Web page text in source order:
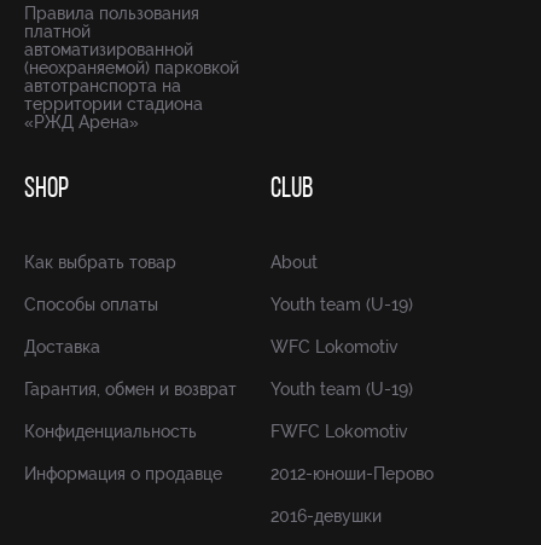
Правила пользования
платной
автоматизированной
(неохраняемой) парковкой
автотранспорта на
территории стадиона
«РЖД Арена»
SHOP
Как выбрать товар
Способы оплаты
Доставка
Гарантия, обмен и возврат
Конфиденциальность
Информация о продавце
CLUB
About
Youth team (U-19)
WFC Lokomotiv
Youth team (U-19)
FWFC Lokomotiv
2012-юноши-Перово
2016-девушки